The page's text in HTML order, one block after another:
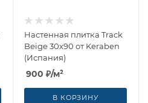
Настенная плитка Track
Beige 30x90 от Keraben
(Испания)
900 ₽/м²
В КОРЗИНУ